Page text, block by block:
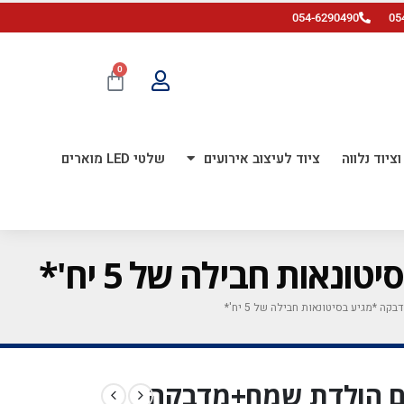
054-6290490
0
נלווה ציוד לעיצוב אירועים שלטי LED מוארים
יום הולדת שמח+מדבקה